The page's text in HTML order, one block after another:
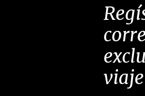
viaje